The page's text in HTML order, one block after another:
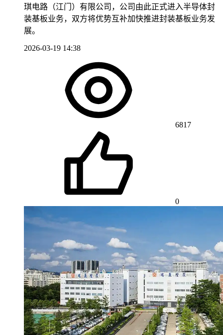
琪电路（江门）有限公司，公司由此正式进入半导体封
装基板业务，双方将优势互补加快推进封装基板业务发
展。
2026-03-19 14:38
6817
0